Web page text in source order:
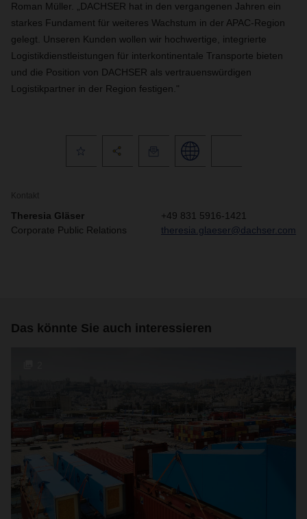
Roman Müller. „DACHSER hat in den vergangenen Jahren ein
starkes Fundament für weiteres Wachstum in der APAC-Region
gelegt. Unseren Kunden wollen wir hochwertige, integrierte
Logistikdienstleistungen für interkontinentale Transporte bieten
und die Position von DACHSER als vertrauenswürdigen
Logistikpartner in der Region festigen."
Kontakt
Theresia Gläser
Corporate Public Relations
+49 831 5916-1421
theresia.glaeser@dachser.com
Das könnte Sie auch interessieren